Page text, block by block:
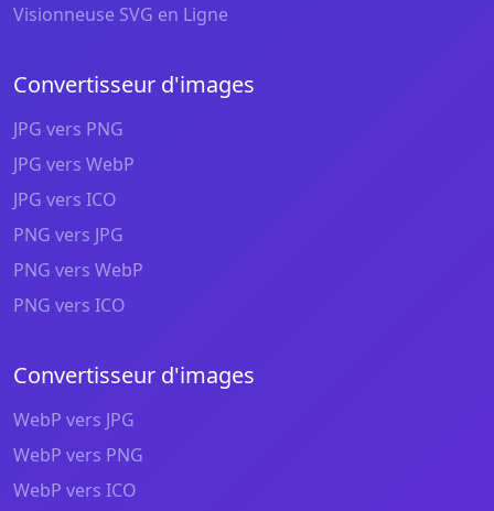
Visionneuse SVG en Ligne
Convertisseur d'images
JPG vers PNG
JPG vers WebP
JPG vers ICO
PNG vers JPG
PNG vers WebP
PNG vers ICO
Convertisseur d'images
WebP vers JPG
WebP vers PNG
WebP vers ICO